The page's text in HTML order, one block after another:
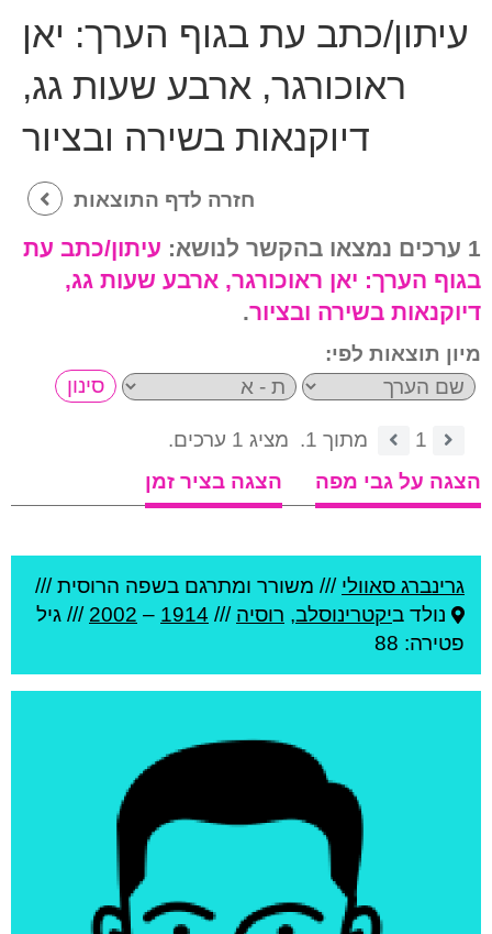
עיתון/כתב עת בגוף הערך: יאן
ראוכורגר, ארבע שעות גג,
דיוקנאות בשירה ובציור
חזרה לדף התוצאות
1 ערכים נמצאו בהקשר לנושא:
עיתון/כתב עת
בגוף הערך: יאן ראוכורגר, ארבע שעות גג,
דיוקנאות בשירה ובציור.
מיון תוצאות לפי:
1 מתוך 1.
מציג 1 ערכים.
הצגה על גבי מפה
הצגה בציר זמן
גרינברג סאוולי /// משורר ומתרגם בשפה הרוסית ///
נולד ביקטרינוסלב, רוסיה ///
1914
–
2002 /// גיל
פטירה: 88